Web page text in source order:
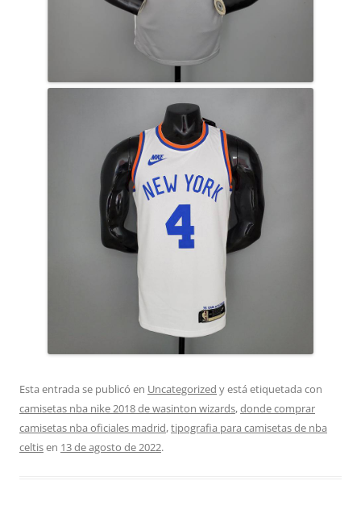
Esta entrada se publicó en Uncategorized y está etiquetada con
camisetas nba nike 2018 de wasinton wizards,donde comprar
camisetas nba oficiales madrid,tipografia para camisetas de nba
celtisen 13 de agosto de 2022.